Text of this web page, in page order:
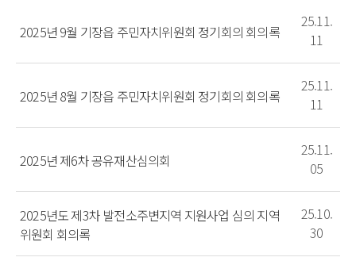
2025년 9월 기장읍 주민자치위원회 정기회의 회의록
25.11.
11
2025년 8월 기장읍 주민자치위원회 정기회의 회의록
25.11.
11
2025년 제6차 공유재산심의회
25.11.
05
2025년도 제3차 발전소주변지역 지원사업 심의 지역
위원회 회의록
25.10.
30